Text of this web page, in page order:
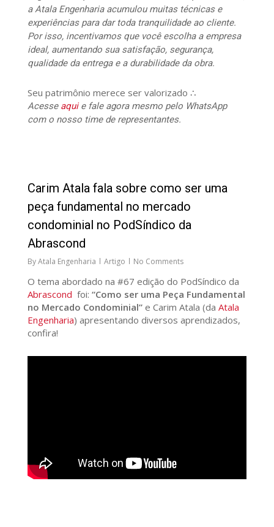
a Atala Engenharia acumulou muitas técnicas e
experiências para dar toda tranquilidade ao cliente.
Por isso, incentivamos que você escolha a empresa
ideal, aumentando sua satisfação, segurança,
qualidade da entrega e a durabilidade da obra.
Seu patrimônio merece ser valorizado ∴
Acesse aquie fale agora mesmo pelo WhatsApp
com o nosso time de representantes.
Carim Atala fala sobre como ser uma
peça fundamental no mercado
condominial no PodSíndico da
Abrascond
ByAtala Engenharia Artigo No Comments
O tema abordado na #67 edição do PodSíndico da
Abrascond foi: “Como ser uma Peça Fundamental
no Mercado Condominial”e Carim Atala (da Atala
Engenharia) apresentando diversos aprendizados,
confira!